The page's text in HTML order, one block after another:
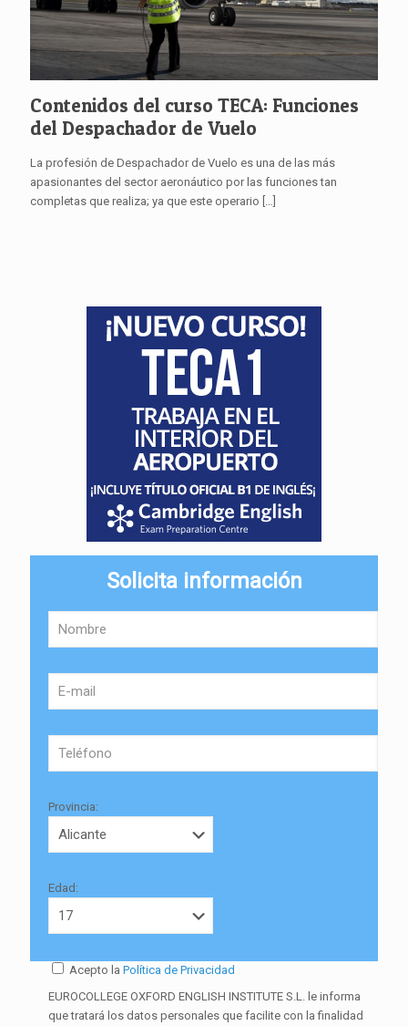
Contenidos del curso TECA: Funciones
del Despachador de Vuelo
La profesión de Despachador de Vuelo es una de las más
apasionantes del sector aeronáutico por las funciones tan
completas que realiza; ya que este operario […]
Solicita información
Provincia:
Edad:
Acepto la Política de Privacidad
EUROCOLLEGE OXFORD ENGLISH INSTITUTE S.L. le informa
que tratará los datos personales que facilite con la finalidad